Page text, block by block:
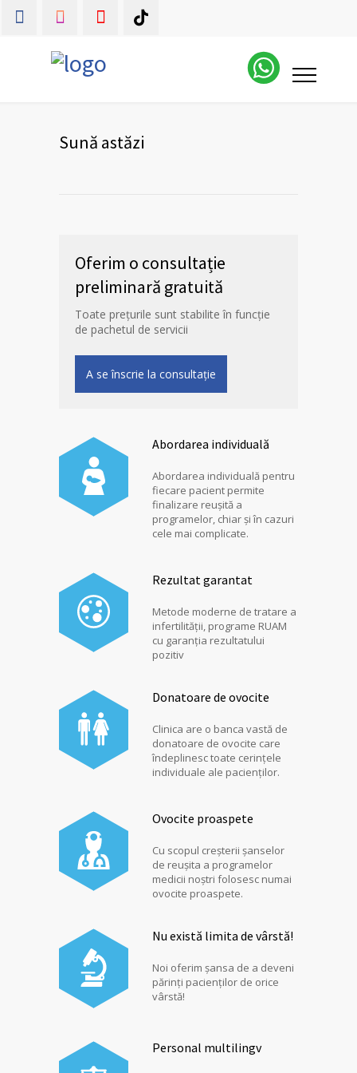
Sună astăzi
Oferim o consultație
preliminară gratuită
Toate prețurile sunt stabilite în funcție
de pachetul de servicii
A se înscrie la consultație
Abordarea individuală
Abordarea individuală pentru
fiecare pacient permite
finalizare reușită a
programelor, chiar și în cazuri
cele mai complicate.
Rezultat garantat
Metode moderne de tratare a
infertilității, programe RUAM
cu garanția rezultatului
pozitiv
Donatoare de ovocite
Clinica are o banca vastă de
donatoare de ovocite care
îndeplinesc toate cerințele
individuale ale pacienților.
Ovocite proaspete
Cu scopul creșterii șanselor
de reușita a programelor
medicii noștri folosesc numai
ovocite proaspete.
Nu există limita de vârstă!
Noi oferim șansa de a deveni
părinți pacienților de orice
vârstă!
Personal multilingv